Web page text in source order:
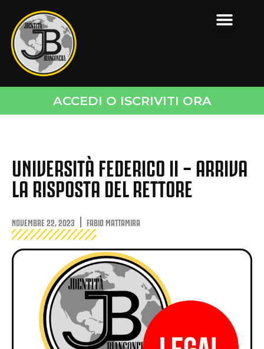
ACCEDI O ISCRIVITI ORA
UNIVERSITÀ FEDERICO II – ARRIVA
LA RISPOSTA DEL RETTORE
NOVEMBRE 22, 2023 FABIO MATTAMIRA